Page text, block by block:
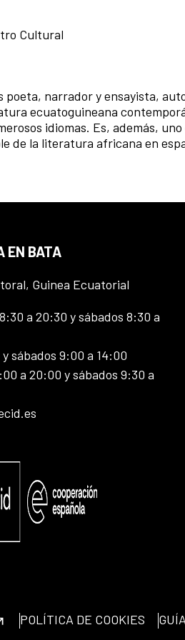
Cultural
poeta, narrador y ensayista,
ecuatoguineana
idiomas. Es, además,
de la literatura africana en
EN BATA
Guinea Ecuatorial
a 20:30 y sábados 8:30 a
sábados 9:00 a 14:00
a 20:00 y sábados 9:30 a
POLÍTICA DE COOKIES